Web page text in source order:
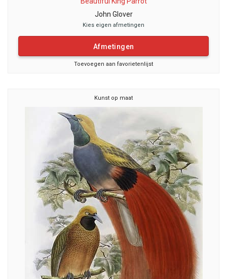
John Glover
Kies eigen afmetingen
Afmetingen
Toevoegen aan favorietenlijst
Kunst op maat